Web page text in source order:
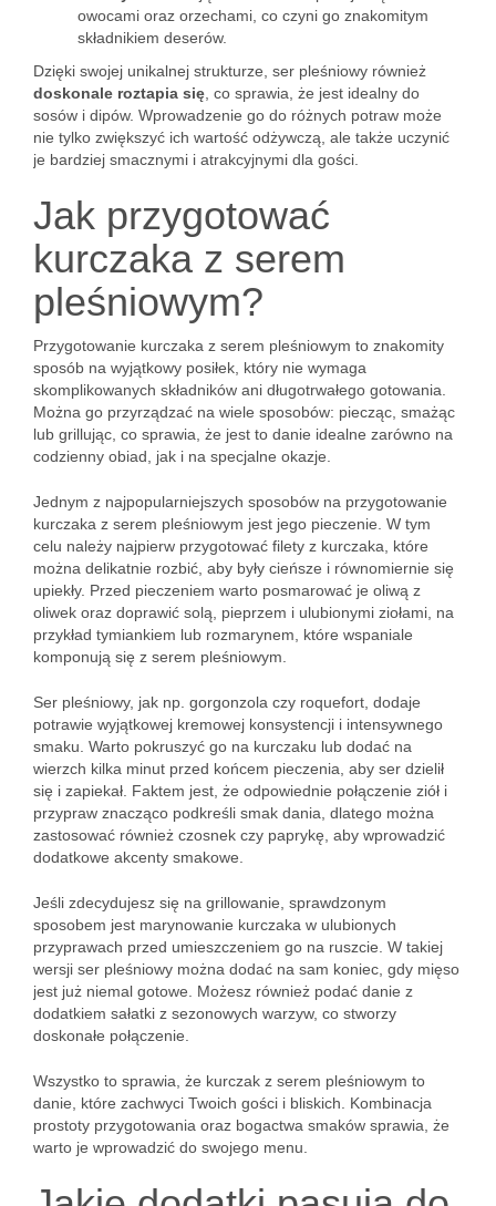
owocami oraz orzechami, co czyni go znakomitym
składnikiem deserów.
Dzięki swojej unikalnej strukturze, ser pleśniowy również
doskonale roztapia się , co sprawia, że jest idealny do
sosów i dipów. Wprowadzenie go do różnych potraw może
nie tylko zwiększyć ich wartość odżywczą, ale także uczynić
je bardziej smacznymi i atrakcyjnymi dla gości.
Jak przygotować
kurczaka z serem
pleśniowym?
Przygotowanie kurczaka z serem pleśniowym to znakomity
sposób na wyjątkowy posiłek, który nie wymaga
skomplikowanych składników ani długotrwałego gotowania.
Można go przyrządzać na wiele sposobów: piecząc, smażąc
lub grillując, co sprawia, że ​​jest to danie idealne zarówno na
codzienny obiad, jak i na specjalne okazje.
Jednym z najpopularniejszych sposobów na przygotowanie
kurczaka z serem pleśniowym jest jego pieczenie. W tym
celu należy najpierw przygotować filety z kurczaka, które
można delikatnie rozbić, aby były cieńsze i równomiernie się
upiekły. Przed pieczeniem warto posmarować je oliwą z
oliwek oraz doprawić solą, pieprzem i ulubionymi ziołami, na
przykład tymiankiem lub rozmarynem, które wspaniale
komponują się z serem pleśniowym.
Ser pleśniowy, jak np. gorgonzola czy roquefort, dodaje
potrawie wyjątkowej kremowej konsystencji i intensywnego
smaku. Warto pokruszyć go na kurczaku lub dodać na
wierzch kilka minut przed końcem pieczenia, aby ser dzielił
się i zapiekał. Faktem jest, że odpowiednie połączenie ziół i
przypraw znacząco podkreśli smak dania, dlatego można
zastosować również czosnek czy paprykę, aby wprowadzić
dodatkowe akcenty smakowe.
Jeśli zdecydujesz się na grillowanie, sprawdzonym
sposobem jest marynowanie kurczaka w ulubionych
przyprawach przed umieszczeniem go na ruszcie. W takiej
wersji ser pleśniowy można dodać na sam koniec, gdy mięso
jest już niemal gotowe. Możesz również podać danie z
dodatkiem sałatki z sezonowych warzyw, co stworzy
doskonałe połączenie.
Wszystko to sprawia, że kurczak z serem pleśniowym to
danie, które zachwyci Twoich gości i bliskich. Kombinacja
prostoty przygotowania oraz bogactwa smaków sprawia, że
warto je wprowadzić do swojego menu.